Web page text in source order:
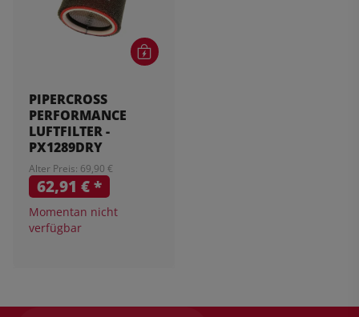
PIPERCROSS
PERFORMANCE
LUFTFILTER -
PX1289DRY
Alter Preis: 69,90 €
62,91 €*
Momentan nicht
verfügbar